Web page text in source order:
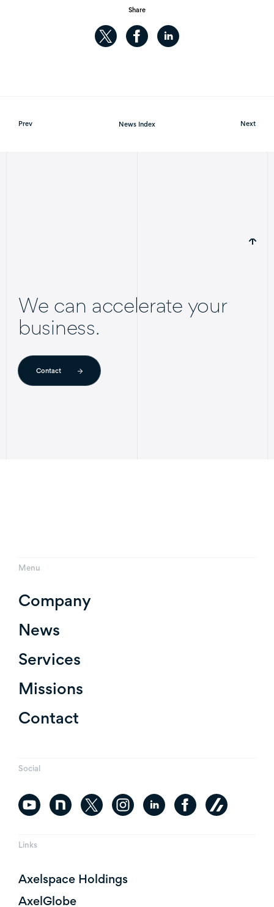
Prev Next
News Index
Share
We can accelerate your
business.
Contact
Menu
Company
News
Services
Missions
Contact
Social
Links
Axelspace Holdings
AxelGlobe